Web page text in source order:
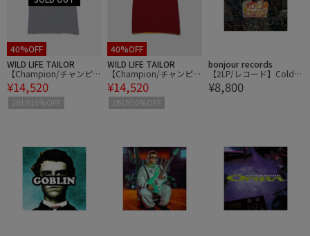
40%OFF
WILD LIFE TAILOR
【Champion/チャンピオ
ン】USN REVERSIBLE T-
SHIRT
¥14,520
2BUY10%OFF
40%OFF
WILD LIFE TAILOR
【Champion/チャンピオ
ン】USN REVERSIBLE T-
SHIRT
¥14,520
2BUY10%OFF
bonjour records
【2LP/レコード】Coldc
ut / Sound Mirrors (RSD
Exclusive - 20th Annivers
¥8,800